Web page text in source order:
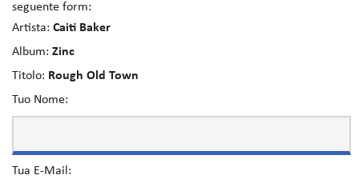
seguente form:
Artista: Caiti Baker
Album: Zinc
Titolo: Rough Old Town
Tuo Nome:
Tua E-Mail: